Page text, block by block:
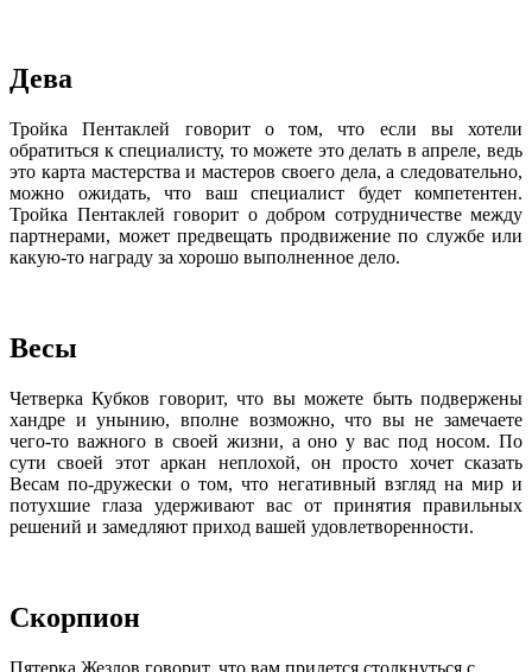
Дева
Тройка Пентаклей говорит о том, что если вы хотели
обратиться к специалисту, то можете это делать в апреле, ведь
это карта мастерства и мастеров своего дела, а следовательно,
можно ожидать, что ваш специалист будет компетентен.
Тройка Пентаклей говорит о добром сотрудничестве между
партнерами, может предвещать продвижение по службе или
какую-то награду за хорошо выполненное дело.
Весы
Четверка Кубков говорит, что вы можете быть подвержены
хандре и унынию, вполне возможно, что вы не замечаете
чего-то важного в своей жизни, а оно у вас под носом. По
сути своей этот аркан неплохой, он просто хочет сказать
Весам по-дружески о том, что негативный взгляд на мир и
потухшие глаза удерживают вас от принятия правильных
решений и замедляют приход вашей удовлетворенности.
Скорпион
Пятерка Жезлов говорит, что вам придется столкнуться с